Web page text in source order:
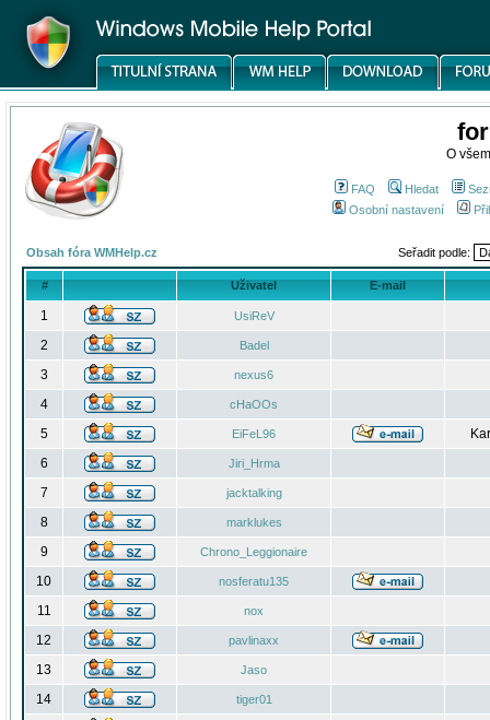
O
FAQ Hledat
Osobní nastavení
Obsah fóra WMHelp.cz Seřadit podle:
# Uživatel E-mail
1 UsiReV
2 Badel
3 nexus6
4 cHaOOs
5 EiFeL96
6
Jiri_Hrma
7 jacktalking
8 marklukes
9 Chrono_Leggionaire
10 nosferatu135
11 nox
12 pavlinaxx
13 Jaso
14 tiger01